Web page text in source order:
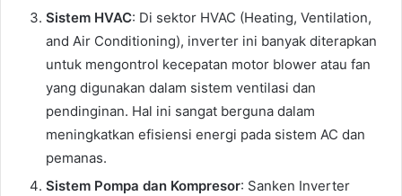
Sistem HVAC: Di sektor HVAC (Heating, Ventilation,
and Air Conditioning), inverter ini banyak diterapkan
untuk mengontrol kecepatan motor blower atau fan
yang digunakan dalam sistem ventilasi dan
pendinginan. Hal ini sangat berguna dalam
meningkatkan efisiensi energi pada sistem AC dan
pemanas.
Sistem Pompa dan Kompresor: Sanken Inverter